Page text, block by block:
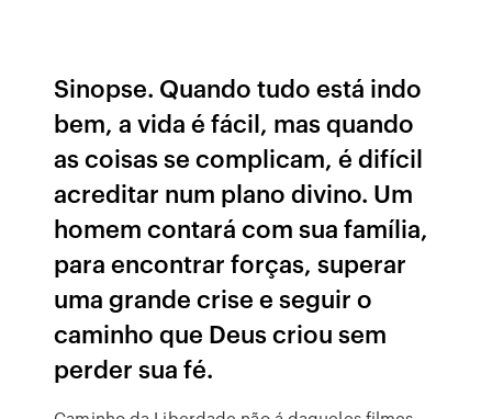
Sinopse. Quando tudo está indo
bem, a vida é fácil, mas quando
as coisas se complicam, é difícil
acreditar num plano divino. Um
homem contará com sua família,
para encontrar forças, superar
uma grande crise e seguir o
caminho que Deus criou sem
perder sua fé.